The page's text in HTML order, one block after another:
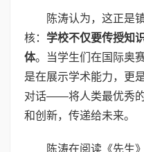
陈涛认为，这正是
核： 学校不仅要传授知
体。当学生们在国际奥
是在展示学术能力，更
对话——将人类最优秀
和创新，传递给未来。
陈涛在阅读《先生